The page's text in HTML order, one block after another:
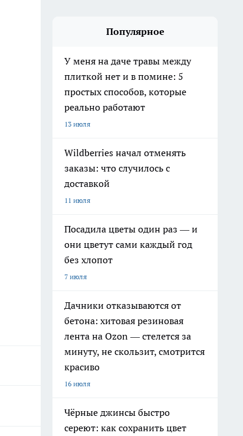
Популярное
У меня на даче травы между
плиткой нет и в помине: 5
простых способов, которые
реально работают
13 июля
Wildberries начал отменять
заказы: что случилось с
доставкой
11 июля
Посадила цветы один раз — и
они цветут сами каждый год
без хлопот
7 июля
Дачники отказываются от
бетона: хитовая резиновая
лента на Ozon — стелется за
минуту, не скользит, смотрится
красиво
16 июля
Чёрные джинсы быстро
сереют: как сохранить цвет